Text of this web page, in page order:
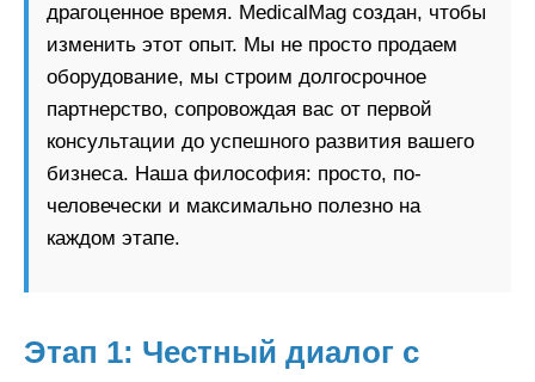
драгоценное время. MedicalMag создан, чтобы
изменить этот опыт. Мы не просто продаем
оборудование, мы строим долгосрочное
партнерство, сопровождая вас от первой
консультации до успешного развития вашего
бизнеса. Наша философия: просто, по-
человечески и максимально полезно на
каждом этапе.
Этап 1: Честный диалог с